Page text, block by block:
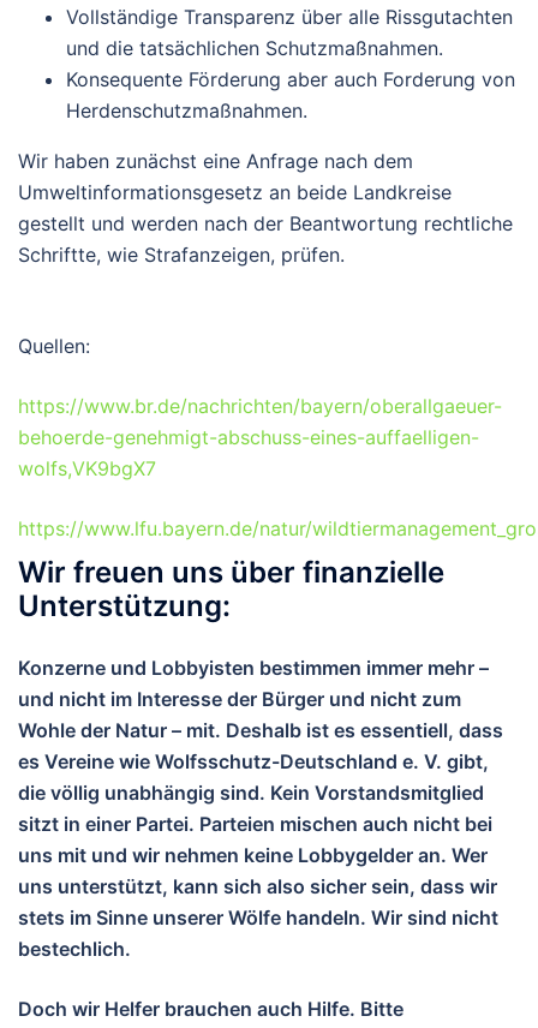
Vollständige Transparenz über alle Rissgutachten
und die tatsächlichen Schutzmaßnahmen.
Konsequente Förderung aber auch Forderung von
Herdenschutzmaßnahmen.
Wir haben zunächst eine Anfrage nach dem
Umweltinformationsgesetz an beide Landkreise
gestellt und werden nach der Beantwortung rechtliche
Schriftte, wie Strafanzeigen, prüfen.
Quellen:
https://www.br.de/nachrichten/bayern/oberallgaeuer-
behoerde-genehmigt-abschuss-eines-auffaelligen-
wolfs,VK9bgX7
https://www.lfu.bayern.de/natur/
Wir freuen uns über finanzielle
Unterstützung:
Konzerne und Lobbyisten bestimmen immer mehr –
und nicht im Interesse der Bürger und nicht zum
Wohle der Natur – mit. Deshalb ist es essentiell, dass
es Vereine wie Wolfsschutz-Deutschland e. V. gibt,
die völlig unabhängig sind. Kein Vorstandsmitglied
sitzt in einer Partei. Parteien mischen auch nicht bei
uns mit und wir nehmen keine Lobbygelder an. Wer
uns unterstützt, kann sich also sicher sein, dass wir
stets im Sinne unserer Wölfe handeln. Wir sind nicht
bestechlich.
Doch wir Helfer brauchen auch Hilfe. Bitte